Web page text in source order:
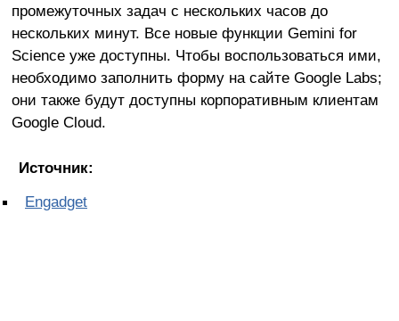
промежуточных задач с нескольких часов до
нескольких минут. Все новые функции Gemini for
Science уже доступны. Чтобы воспользоваться ими,
необходимо заполнить форму на сайте Google Labs;
они также будут доступны корпоративным клиентам
Google Cloud.
Источник:
Engadget